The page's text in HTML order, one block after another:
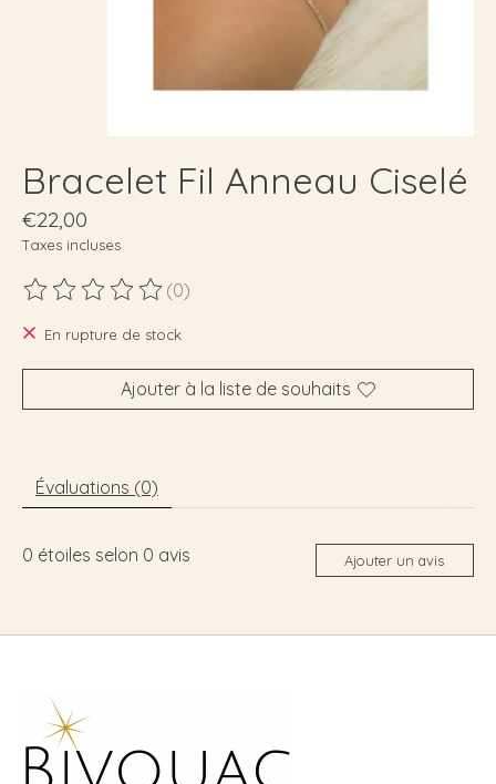
Bracelet Fil Anneau Ciselé
€22,00
Taxes incluses
Ce produit est évalué à
(0)
En rupture de stock
Ajouter à la liste de souhaits
Évaluations (0)
0 étoiles selon 0 avis Ajouter un avis